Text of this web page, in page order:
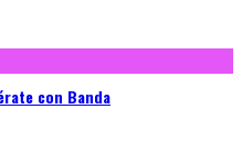
con Banda